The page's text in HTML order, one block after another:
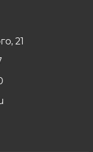
21